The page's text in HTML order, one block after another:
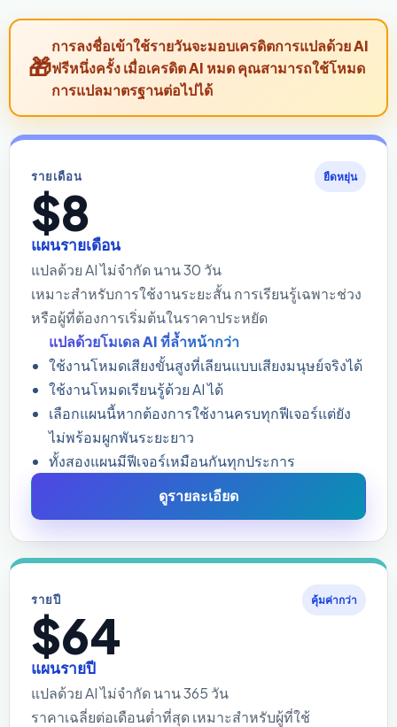
การลงชื่อเข้าใช้รายวันจะมอบเครดิตการแปลด้วย AI
ฟรีหนึ่งครั้ง เมื่อเครดิต AI หมด คุณสามารถใช้โหมด
การแปลมาตรฐานต่อไปได้
รายเดือน ยืดหยุ่น
$8
แผนรายเดือน
แปลด้วย AI ไม่จำกัด นาน 30 วัน
เหมาะสำหรับการใช้งานระยะสั้น การเรียนรู้เฉพาะช่วง
หรือผู้ที่ต้องการเริ่มต้นในราคาประหยัด
แปลด้วยโมเดล AI ที่ล้ำหน้ากว่า
ใช้งานโหมดเสียงขั้นสูงที่เลียนแบบเสียงมนุษย์จริงได้
ใช้งานโหมดเรียนรู้ด้วย AI ได้
เลือกแผนนี้หากต้องการใช้งานครบทุกฟีเจอร์แต่ยัง
ไม่พร้อมผูกพันระยะยาว
ทั้งสองแผนมีฟีเจอร์เหมือนกันทุกประการ
ดูรายละเอียด
รายปี คุ้มค่ากว่า
$64
แผนรายปี
แปลด้วย AI ไม่จำกัด นาน 365 วัน
ราคาเฉลี่ยต่อเดือนต่ำที่สุด เหมาะสำหรับผู้ที่ใช้